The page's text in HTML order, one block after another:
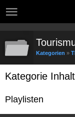
Kategorien »
Kategorie Inhalt
Playlisten